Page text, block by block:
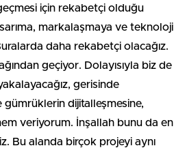
için rekabetçi olduğu
markalaşmaya ve teknoloji
daha rekabetçi olacağız.
geçiyor. Dolayısıyla biz de
gerisinde
gümrüklerin dijitalleşmesine,
veriyorum. İnşallah bunu da en
Bu alanda birçok projeyi aynı